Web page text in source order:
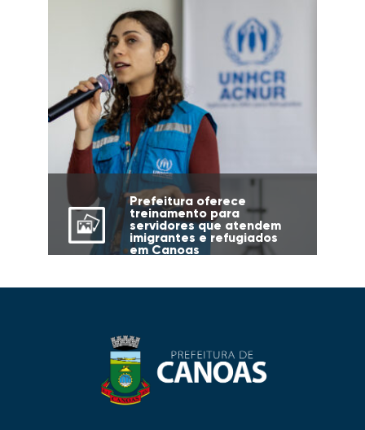
Prefeitura oferece
treinamento para
servidores que atendem
imigrantes e refugiados
em Canoas